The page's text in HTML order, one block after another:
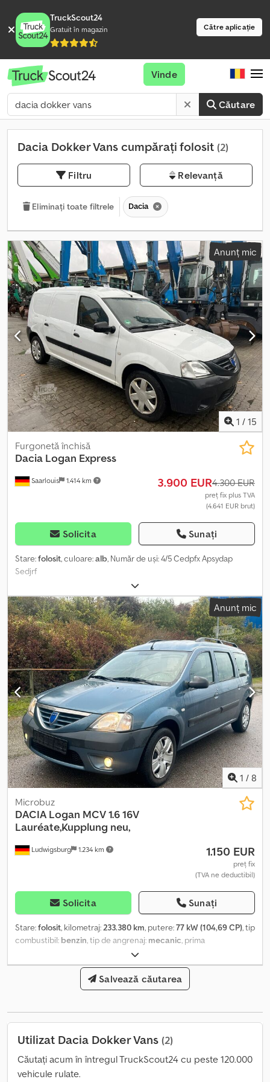
TruckScout24
Gratuit în magazin Către aplicație
Căutare
Vinde
Dacia Dokker Vans cumpărați folosit (2)
Filtru Relevanță
Eliminați toate filtrele Dacia
Anunț mic
1 / 15
Saarlouis 1.414 km
Furgonetă închisă
Dacia Logan Express
3.900 EUR4.300 EUR
preț fix plus TVA
(4.641 EUR brut)
Solicita Sunați
Stare:folosit, culoare:alb, Număr de uși: 4/5 Cedpfx Apsydap
Sedjrf
Anunț mic
1 / 8
Ludwigsburg 1.234 km
Microbuz
DACIA Logan MCV 1.6 16V
Lauréate,Kupplung neu,
1.150 EUR
preț fix
(TVA ne deductibil)
Solicita Sunați
Stare:folosit, kilometraj: 233.380 km, putere:77 kW (104,69 CP), tip
combustibil: benzin , tip de angrenaj: mecanic , prima
, următoarea inspecție (TÜV):
clasă de emisii:Euro 4, culoare:albastru, număr de locuri:5,
ABS, aer condiționat, închidere centralizată
nou, ITP valabil până la 06/2025 La cererea clientului! Dotări:
centralizată * Computer de bord * Servodirecție * Jante din oțel
Crsdszirdwopfx Apdef * Isofix * Proiectoare de ceață Airbag-uri:
Airbag-uri frontale Asistență rutieră: Kit pană Erori, modificări și
vânzarea intermediară sunt rezervate!
Salvează căutarea
Utilizat Dacia Dokker Vans (2)
Căutați acum în întregul TruckScout24 cu peste 120.000
vehicule rulate.